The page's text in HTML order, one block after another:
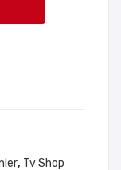
Sto
, Tv Shop